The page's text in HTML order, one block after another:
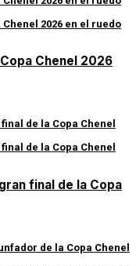
Chenel 2026
final de la Copa